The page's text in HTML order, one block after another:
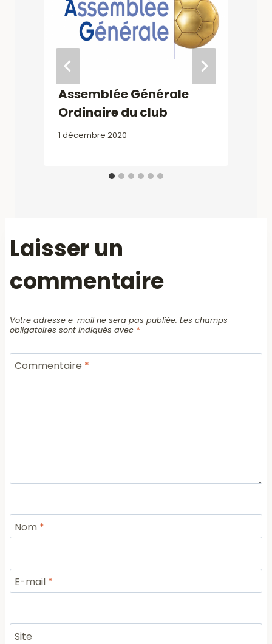
Assemblée Générale
Ordinaire du club
1 décembre 2020
Laisser un
commentaire
Votre adresse e-mail ne sera pas publiée. Les champs
obligatoires sont indiqués avec *
Commentaire *
Nom *
E-mail *
Site